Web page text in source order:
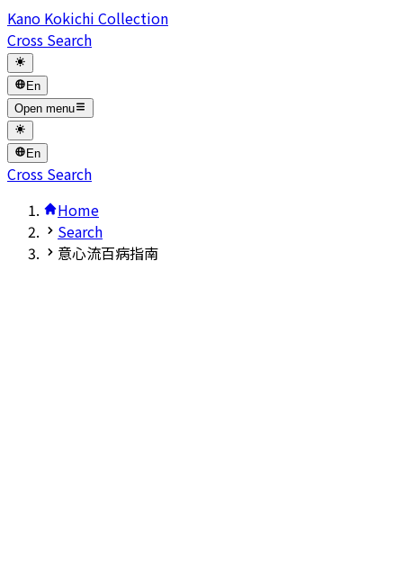
Kano Kokichi Collection
Cross Search
En
Open menu
En
Cross Search
Home
Search
意心流百病指南